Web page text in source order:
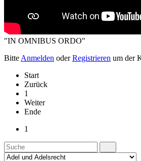
"IN OMNIBUS ORDO"
Bitte Anmelden oderRegistrieren um der
Start
Zurück
1
Weiter
Ende
1